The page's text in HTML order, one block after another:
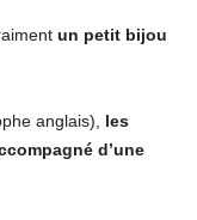
un petit bijou
anglais), les
d’une